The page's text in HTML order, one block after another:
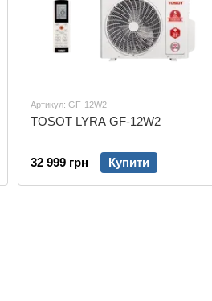
Артикул: GF-12W2
TOSOT LYRA GF-12W2
32 999 грн Купити